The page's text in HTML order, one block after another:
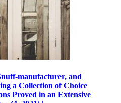
manufacturer, and
a Collection of Choice
Proved in an Extensive